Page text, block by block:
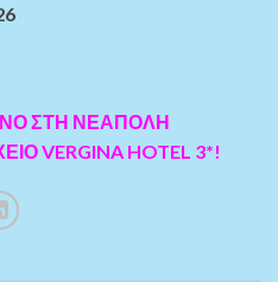
ΣΤΗ ΝΕΑΠΟΛΗ
VERGINA HOTEL 3*!